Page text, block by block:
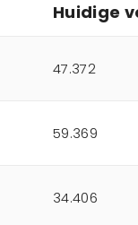
Huidige
47.372
59.369
34.406